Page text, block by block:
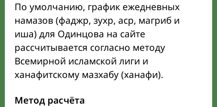
По умолчанию, график ежедневных
намазов (фаджр, зухр, аср, магриб и
иша) для Одинцова на сайте
рассчитывается согласно методу
Всемирной исламской лиги и
ханафитскому мазхабу (ханафи).
Метод расчёта